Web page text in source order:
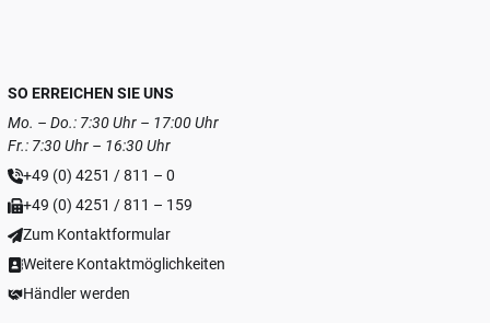
SO ERREICHEN SIE UNS
Mo. – Do.: 7:30 Uhr – 17:00 Uhr
Fr.: 7:30 Uhr – 16:30 Uhr
+49 (0) 4251 / 811 – 0
+49 (0) 4251 / 811 – 159
Zum Kontaktformular
Weitere Kontaktmöglichkeiten
Händler werden